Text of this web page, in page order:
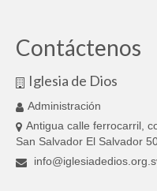
Contáctenos
Iglesia de Dios
Administración
Antigua calle ferrocarril,
San Salvador El Salvador